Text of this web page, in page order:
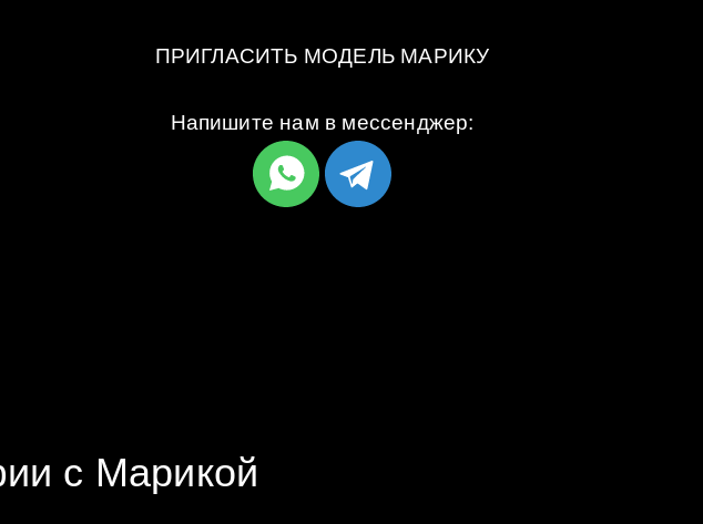
ПРИГЛАСИТЬ МОДЕЛЬ МАРИКУ
Напишите нам в мессенджер:
с Марикой